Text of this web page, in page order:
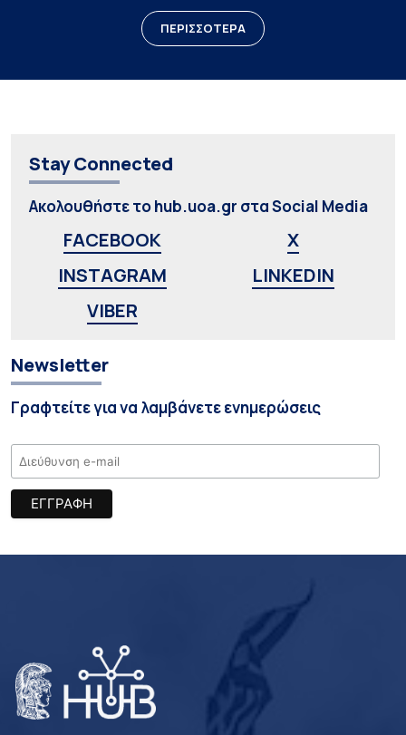
ΠΕΡΙΣΣΟΤΕΡΑ
Stay Connected
Ακολουθήστε το hub.uoa.gr στα Social Media
FACEBOOK
X
INSTAGRAM
LINKEDIN
VIBER
Newsletter
Γραφτείτε για να λαμβάνετε ενημερώσεις